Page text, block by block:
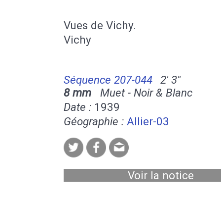
Vues de Vichy.
Vichy
Séquence 207-044
2' 3''
8 mm Muet - Noir & Blanc
Date : 1939
Géographie : Allier-03
Voir la notice